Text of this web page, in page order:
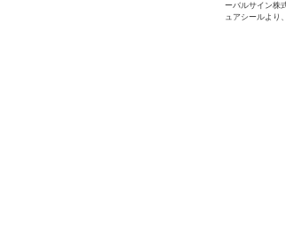
ーバルサイン株
ュアシールより